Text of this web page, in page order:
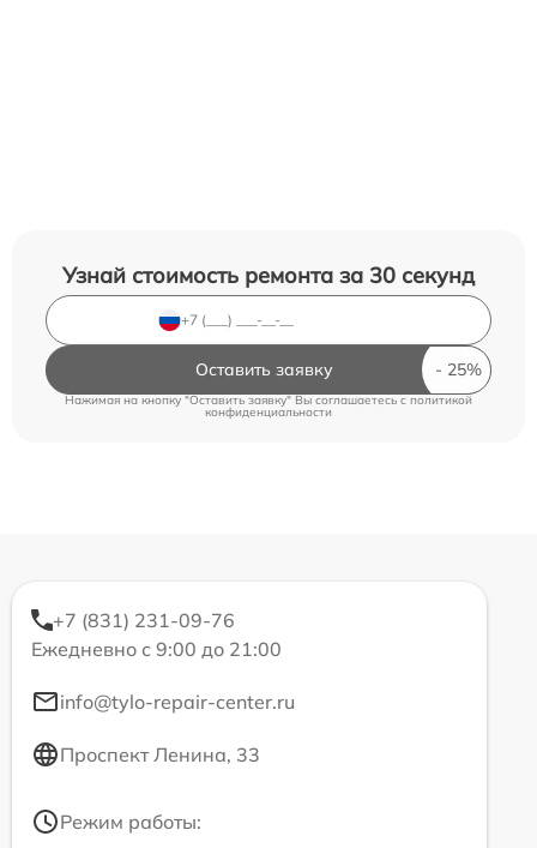
Узнай стоимость ремонта за 30 секунд
Оставить заявку
Нажимая на кнопку "Оставить заявку" Вы соглашаетесь cполитикой
конфиденциальности
+7 (831) 231-09-76
Ежедневно с 9:00 до 21:00
info@tylo-repair-center.ru
Проспект Ленина, 33
Режим работы: